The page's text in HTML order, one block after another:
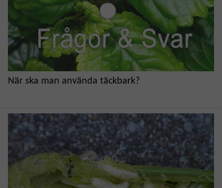
När ska man använda täckbark?